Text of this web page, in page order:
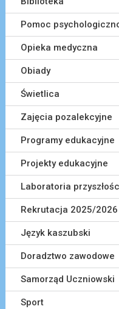
Pomoc
Opieka medyczna
Obiady
Świetlica
Zajęcia pozalekcyjne
Programy edukacyjne
Projekty edukacyjne
Laboratoria
Rekrutacja 2025/2026
Język kaszubski
Doradztwo zawodowe
Samorząd Uczniowski
Sport